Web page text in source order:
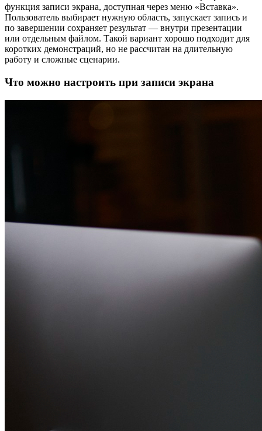
функция записи экрана, доступная через меню «Вставка».
Пользователь выбирает нужную область, запускает запись и
по завершении сохраняет результат — внутри презентации
или отдельным файлом. Такой вариант хорошо подходит для
коротких демонстраций, но не рассчитан на длительную
работу и сложные сценарии.
Что можно настроить при записи экрана